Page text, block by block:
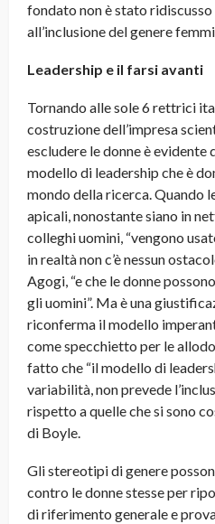
fondato non è stato
all’inclusione del genere
Leadership e il farsi avanti
Tornando alle sole 6 rettrici
costruzione dell’impresa
escludere le donne è evidente
modello di leadership che è
mondo della ricerca. Quando
apicali, nonostante siano in
colleghi uomini, “vengono
in realtà non c’è nessun
Agogi, “e che le donne
gli uomini”. Ma è una
riconferma il modello
come specchietto per le
fatto che “il modello di
variabilità, non prevede
rispetto a quelle che si sono
di Boyle.
Gli stereotipi di genere
contro le donne stesse per
di riferimento generale e